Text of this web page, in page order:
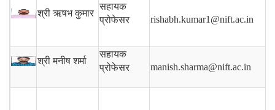
श्री ऋषभ कुमार
सहायक
प्रोफेसर
rishabh.kumar1@nift.ac.in
श्री मनीष शर्मा
सहायक
प्रोफेसर
manish.sharma@nift.ac.in